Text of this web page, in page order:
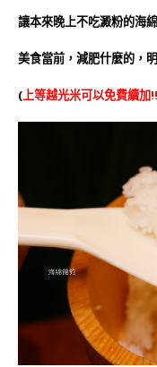
讓本來晚上不吃澱粉的海
美食當前，減肥什麼的，
(上等越光米可以免費續加!!